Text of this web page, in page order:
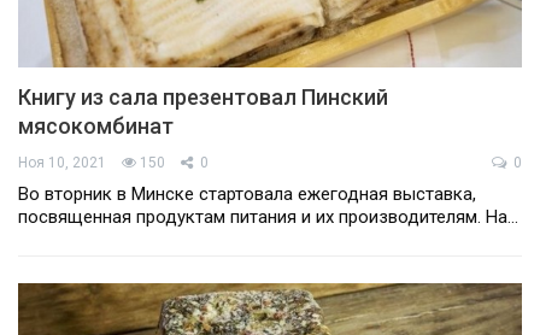
Книгу из сала презентовал Пинский
мясокомбинат
Ноя 10, 2021 150 0 0
Во вторник в Минске стартовала ежегодная выставка,
посвященная продуктам питания и их производителям. На…